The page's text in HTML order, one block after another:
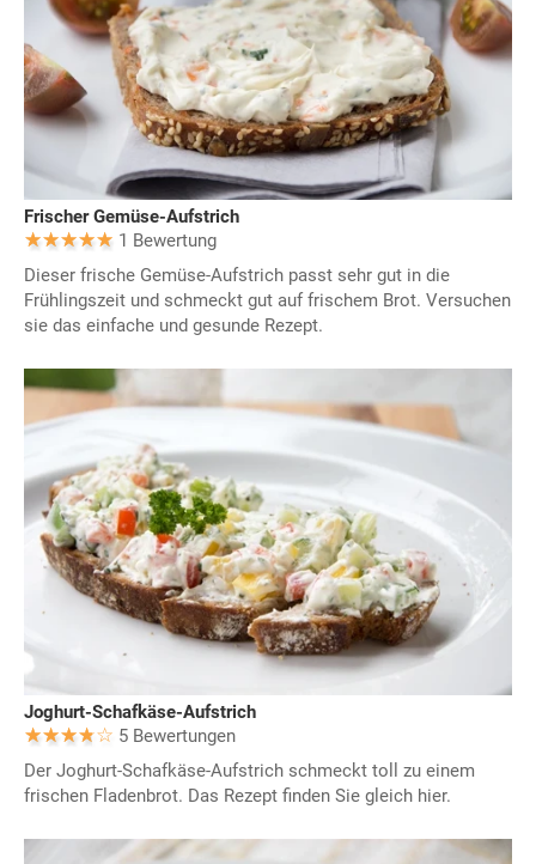
Frischer Gemüse-Aufstrich
1 Bewertung
Dieser frische Gemüse-Aufstrich passt sehr gut in die
Frühlingszeit und schmeckt gut auf frischem Brot. Versuchen
sie das einfache und gesunde Rezept.
Joghurt-Schafkäse-Aufstrich
5 Bewertungen
Der Joghurt-Schafkäse-Aufstrich schmeckt toll zu einem
frischen Fladenbrot. Das Rezept finden Sie gleich hier.